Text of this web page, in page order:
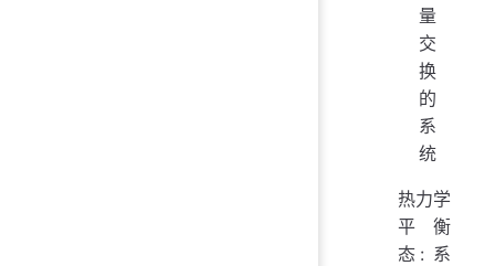
量
交
换
的
系
统
热力学
平衡
态: 系